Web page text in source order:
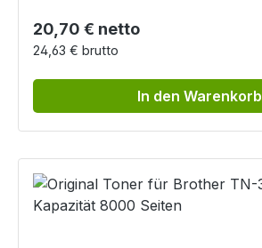
Regulärer Preis:
20,70 € netto
24,63 € brutto
In den Warenkorb